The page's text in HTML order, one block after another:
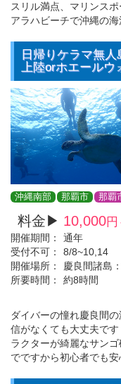
スリル満点、マリンス
アラハビーチで沖縄の海
日帰りケラマ無
上陸orホエールウ
沖縄南部 那覇市 那覇
料金▶ 10,000円
開催期間：
通年
受付不可：
8/8~10,14
開催場所：
慶良間諸島
所要時間：
約8時間
ダイバーの憧れ慶良間
信がなくても大丈夫で
ラクターが綺麗なサン
でですから初心者でも安